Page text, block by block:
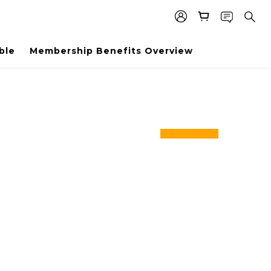
Membership Benefits Overview
prev next